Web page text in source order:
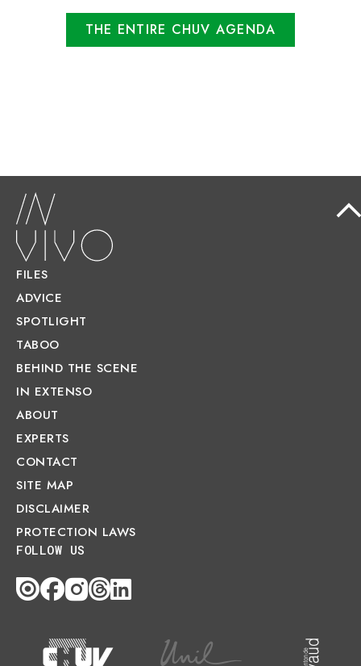
THE ENTIRE CHUV AGENDA
FILES
ADVICE
SPOTLIGHT
TABOO
BEHIND THE SCENE
IN EXTENSO
ABOUT
EXPERTS
CONTACT
SITE MAP
DISCLAIMER
PROTECTION LAWS
FOLLOW US